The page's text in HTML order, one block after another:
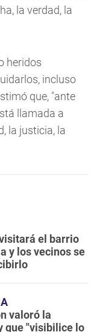
la verdad, la
heridos
incluso
que, "ante
llamada a
la justicia, la
el barrio
y los vecinos se
valoró la
que "visibilice lo